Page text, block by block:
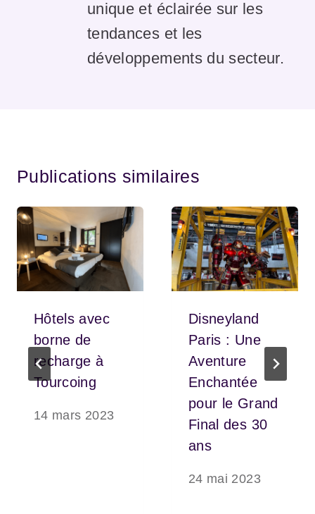
unique et éclairée sur les
tendances et les
développements du secteur.
Publications similaires
Hôtels avec
borne de
recharge à
Tourcoing
14 mars 2023
Disneyland
Paris : Une
Aventure
Enchantée
pour le Grand
Final des 30
ans
24 mai 2023